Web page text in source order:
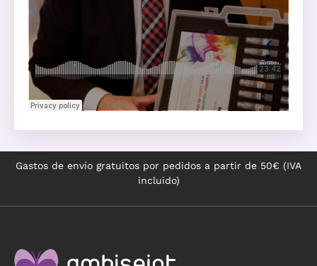
Gastos de envío gratuitos por pedidos a partir de 50€ (IVA
incluido)